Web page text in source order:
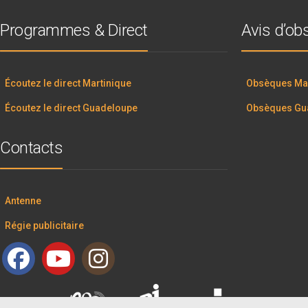
Programmes & Direct
Écoutez le direct Martinique
Écoutez le direct Guadeloupe
Avis
Obsèques
Obsèques
Contacts
Antenne
Régie publicitaire